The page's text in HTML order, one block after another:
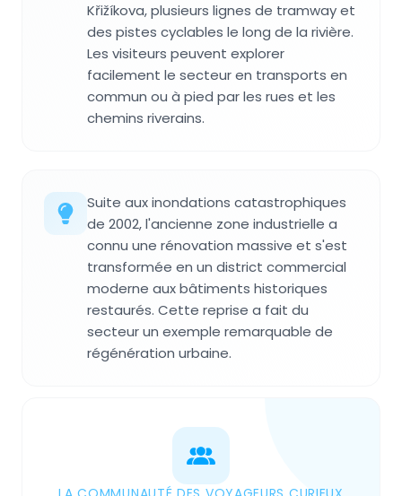
Křižíkova, plusieurs lignes de tramway et
des pistes cyclables le long de la rivière.
Les visiteurs peuvent explorer
facilement le secteur en transports en
commun ou à pied par les rues et les
chemins riverains.
Suite aux inondations catastrophiques
de 2002, l'ancienne zone industrielle a
connu une rénovation massive et s'est
transformée en un district commercial
moderne aux bâtiments historiques
restaurés. Cette reprise a fait du
secteur un exemple remarquable de
régénération urbaine.